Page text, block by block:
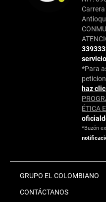
Carrera
*Para
haz
ÉTICA
*Buzón
GRUPO EL COLOMBIANO
CONTÁCTANOS